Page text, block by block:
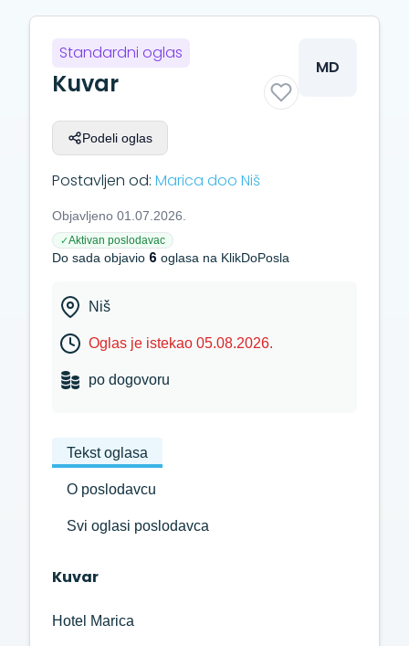
Standardni oglas
Kuvar
Podeli oglas
MD
Postavljen od: Marica doo Niš
Objavljeno 01.07.2026.
✓Aktivan poslodavac
Do sada objavio 6 oglasa na KlikDoPosla
Niš
Oglas je istekao 05.08.2026.
po dogovoru
Tekst oglasa
O poslodavcu
Svi oglasi poslodavca
Kuvar
Hotel Marica